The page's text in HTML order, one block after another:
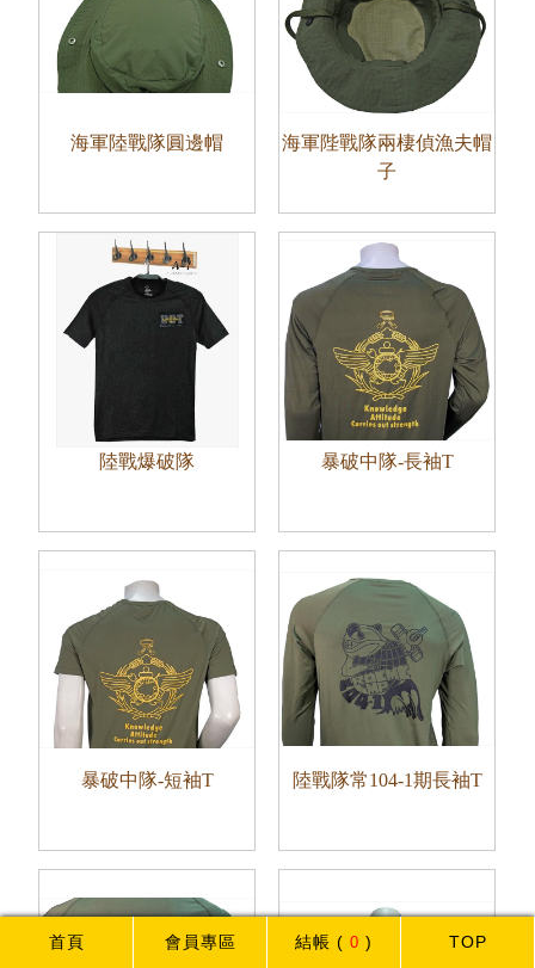
首頁 會員專區 結帳 ( 0 ) TOP
海軍陸戰隊圓邊帽
海軍陛戰隊兩棲偵漁夫帽
子
陸戰爆破隊 暴破中隊-長袖T
暴破中隊-短袖T 陸戰隊常104-1期長袖T